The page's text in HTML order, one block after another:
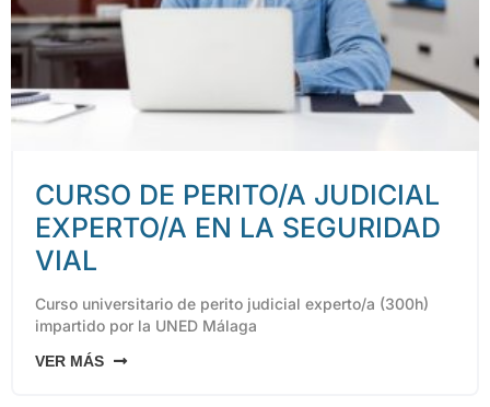
CURSO DE PERITO/A JUDICIAL
EXPERTO/A EN LA SEGURIDAD
VIAL
Curso universitario de perito judicial experto/a (300h)
impartido por la UNED Málaga
VER MÁS